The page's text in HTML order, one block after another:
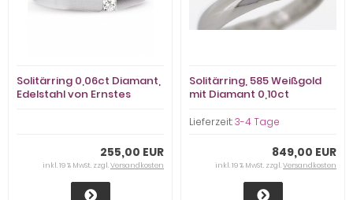
Solitärring 0,06ct Diamant,
Edelstahl von Ernstes
255,00 EUR
inkl. 19 % MwSt. zzgl.Versandkosten
Solitärring, 585 Weißgold
mit Diamant 0,10ct
Lieferzeit:3-4 Tage
849,00 EUR
inkl. 19 % MwSt. zzgl.Versandkosten